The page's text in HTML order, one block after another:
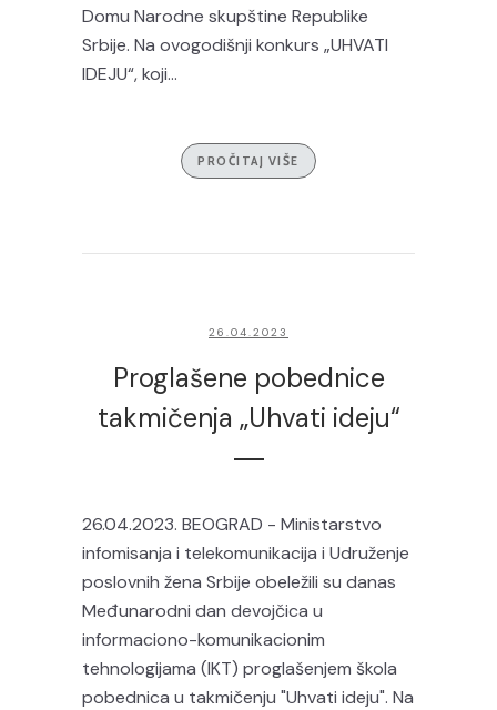
Domu Narodne skupštine Republike
Srbije. Na ovogodišnji konkurs „UHVATI
IDEJU“, koji...
PROČITAJ VIŠE
26.04.2023
Proglašene pobednice
takmičenja „Uhvati ideju“
26.04.2023. BEOGRAD - Ministarstvo
infomisanja i telekomunikacija i Udruženje
poslovnih žena Srbije obeležili su danas
Međunarodni dan devojčica u
informaciono-komunikacionim
tehnologijama (IKT) proglašenjem škola
pobednica u takmičenju "Uhvati ideju". Na